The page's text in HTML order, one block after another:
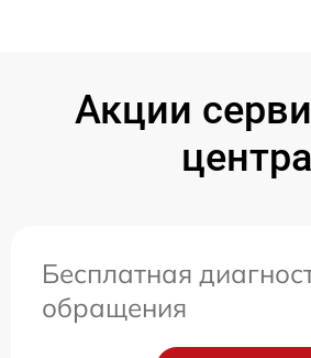
Акции
центра
Бесплатная
обращения